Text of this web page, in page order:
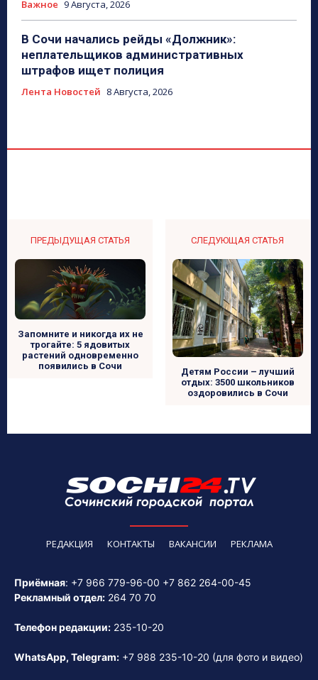
Важное 9 Августа, 2026
В Сочи начались рейды «Должник»:
неплательщиков административных
штрафов ищет полиция
Лента Новостей 8 Августа, 2026
ПРЕДЫДУЩАЯ СТАТЬЯ
Запомните и никогда их не
трогайте: 5 ядовитых
растений одновременно
появились в Сочи
СЛЕДУЮЩАЯ СТАТЬЯ
Детям России – лучший
отдых: 3500 школьников
оздоровились в Сочи
РЕДАКЦИЯ КОНТАКТЫ ВАКАНСИИ РЕКЛАМА
Приёмная: +7 966 779-96-00 +7 862 264-00-45
Рекламный отдел: 264 70 70
Телефон редакции: 235-10-20
WhatsApp, Telegram: +7 988 235-10-20 (для фото и видео)